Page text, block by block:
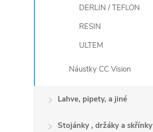
DERLIN / TEFLON
RESIN
ULTEM
Náustky CC Vision
Lahve, pipety, a jiné
Stojánky , držáky a skřínky